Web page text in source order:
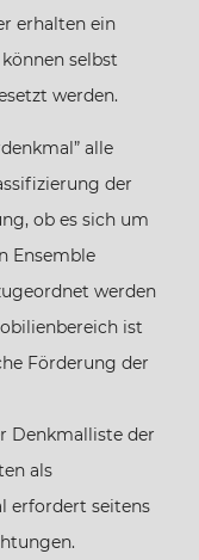
erhalten ein
selbst
werden.
alle
der
ob es sich um
Ensemble
werden
ist
Förderung der
Denkmalliste der
als
erfordert seitens